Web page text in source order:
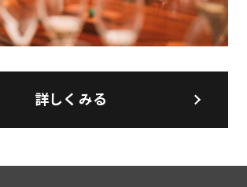
詳しくみる